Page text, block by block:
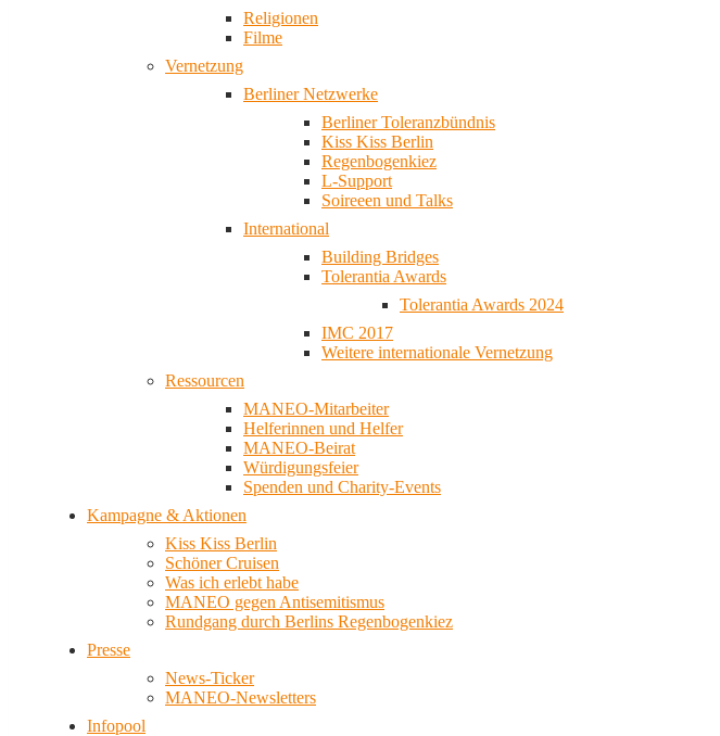
Religionen
Filme
Vernetzung
Berliner Netzwerke
Berliner Toleranzbündnis
Kiss Kiss Berlin
Regenbogenkiez
L-Support
Soireeen und Talks
International
Building Bridges
Tolerantia Awards
Tolerantia Awards 2024
IMC 2017
Weitere internationale Vernetzung
Ressourcen
MANEO-Mitarbeiter
Helferinnen und Helfer
MANEO-Beirat
Würdigungsfeier
Spenden und Charity-Events
Kampagne & Aktionen
Kiss Kiss Berlin
Schöner Cruisen
Was ich erlebt habe
MANEO gegen Antisemitismus
Rundgang durch Berlins Regenbogenkiez
Presse
News-Ticker
MANEO-Newsletters
Infopool